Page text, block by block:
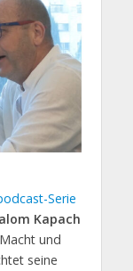
Serie
Kapach
und
seine